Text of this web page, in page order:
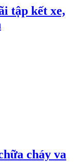
tập kết xe,
cháy va